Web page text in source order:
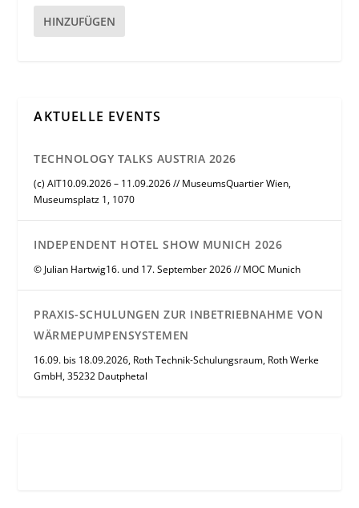
HINZUFÜGEN
AKTUELLE EVENTS
TECHNOLOGY TALKS AUSTRIA 2026
(c) AIT10.09.2026 – 11.09.2026 // MuseumsQuartier Wien,
Museumsplatz 1, 1070
INDEPENDENT HOTEL SHOW MUNICH 2026
© Julian Hartwig16. und 17. September 2026 // MOC Munich
PRAXIS-SCHULUNGEN ZUR INBETRIEBNAHME VON
WÄRMEPUMPENSYSTEMEN
16.09. bis 18.09.2026, Roth Technik-Schulungsraum, Roth Werke
GmbH, 35232 Dautphetal